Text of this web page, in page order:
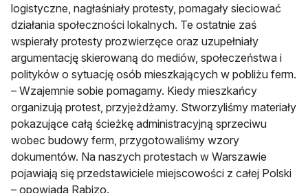
logistyczne, nagłaśniały protesty, pomagały sieciować
działania społeczności lokalnych. Te ostatnie zaś
wspierały protesty prozwierzęce oraz uzupełniały
argumentację skierowaną do mediów, społeczeństwa i
polityków o sytuację osób mieszkających w pobliżu ferm.
– Wzajemnie sobie pomagamy. Kiedy mieszkańcy
organizują protest, przyjeżdżamy. Stworzyliśmy materiały
pokazujące całą ścieżkę administracyjną sprzeciwu
wobec budowy ferm, przygotowaliśmy wzory
dokumentów. Na naszych protestach w Warszawie
pojawiają się przedstawiciele miejscowości z całej Polski
– opowiada Rabizo.